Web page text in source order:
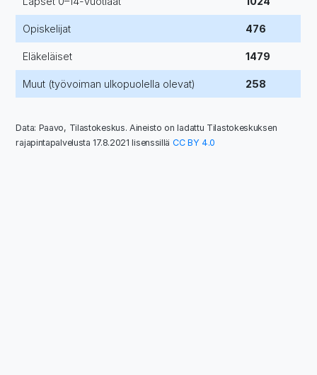
Opiskelijat 476
Eläkeläiset 1479
Muut (työvoiman ulkopuolella olevat) 258
Data: Paavo, Tilastokeskus. Aineisto on ladattu Tilastokeskuksen
rajapintapalvelusta 17.8.2021 lisenssillä CC BY 4.0